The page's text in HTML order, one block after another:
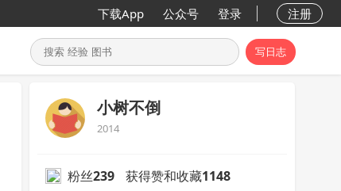
下载App 公众号 登录 注册
写日志
小树不倒
2014
粉丝239 获得赞和收藏1148